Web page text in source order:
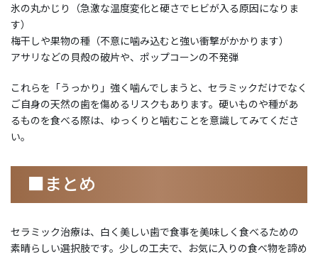
氷の丸かじり（急激な温度変化と硬さでヒビが入る原因になりま
す）
梅干しや果物の種（不意に噛み込むと強い衝撃がかかります）
アサリなどの貝殻の破片や、ポップコーンの不発弾
これらを「うっかり」強く噛んでしまうと、セラミックだけでなく
ご自身の天然の歯を傷めるリスクもあります。硬いものや種があ
るものを食べる際は、ゆっくりと噛むことを意識してみてくださ
い。
■まとめ
セラミック治療は、白く美しい歯で食事を美味しく食べるための
素晴らしい選択肢です。少しの工夫で、お気に入りの食べ物を諦め